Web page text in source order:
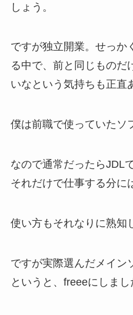
しょう。
ですが独立開業。せっか
る中で、前と同じものだ
いなという気持ちも正直
僕は前職で使っていたソ
なので通常だったらJDL
それだけで仕事する分に
使い方もそれなりに熟知
ですが実際選んだメイン
というと、freeeにしまし